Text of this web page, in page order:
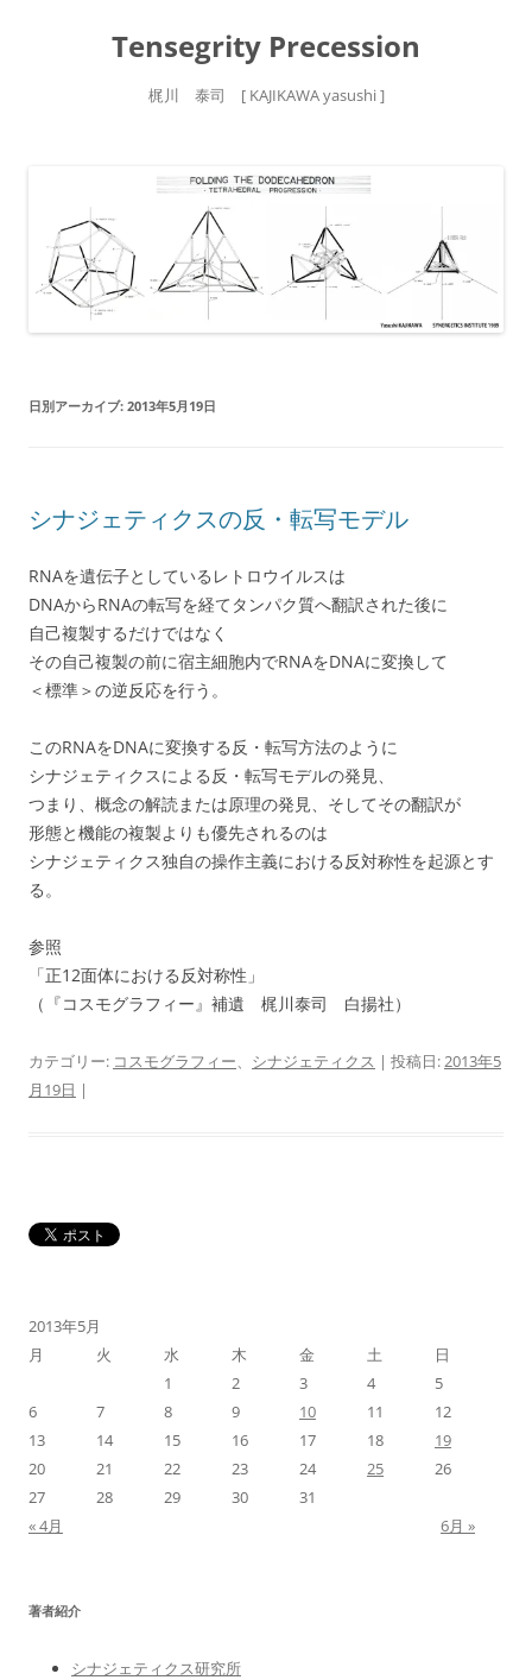
Tensegrity Precession
梶川 泰司 [ KAJIKAWA yasushi ]
テ
ン
プ
日別アーカイブ: 2013年5月19日
シナジェティクスの反・転写モデル
RNAを遺伝子としているレトロウイルスは
DNAからRNAの転写を経てタンパク質へ翻訳された後に
自己複製するだけではなく
その自己複製の前に宿主細胞内でRNAをDNAに変換して
＜標準＞の逆反応を行う。
このRNAをDNAに変換する反・転写方法のように
シナジェティクスによる反・転写モデルの発見、
つまり、概念の解読または原理の発見、そしてその翻訳が
形態と機能の複製よりも優先されるのは
シナジェティクス独自の操作主義における反対称性を起源とす
る。
参照
「正12面体における反対称性」
（『コスモグラフィー』補遺 梶川泰司 白揚社）
カテゴリー: コスモグラフィー、 シナジェティクス | 投稿日:2013年5
月19日 |
2013年5月
月
火 水 木 金 土
日
1
2 3 4
5
6
7 8 9 10 11
12
13
14 15 16 17 18
19
20
21 22 23 24 25
26
27
28 29 30
31
« 4月
6月 »
著者紹介
シナジェティクス研究所